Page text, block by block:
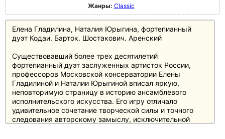
Жанры: Classic
Елена Гладилина, Наталия Юрыгина, фортепианный
дуэт Кодаи. Барток. Шостакович. Аренский
Существовавший более трех десятилетий
фортепианный дуэт заслуженных артисток России,
профессоров Московской консерватории Елены
Гладилиной и Наталии Юрыгиной вписал яркую,
неповторимую страницу в историю ансамблевого
исполнительского искусства. Его игру отличало
удивительное сочетание творческой силы и точного
следования авторскому замыслу, исключительной